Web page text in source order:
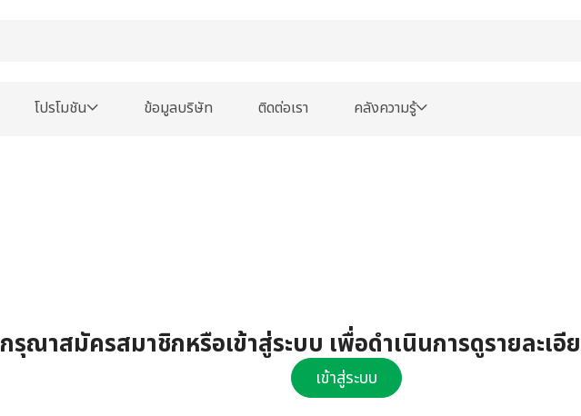
โปรโมชัน ข้อมูลบริษัท ติดต่อเรา คลังความรู้
กรุณาสมัครสมาชิกหรือเข้าสู่ระบบ เพื่อดำเนินการดูรายละเ
เข้าสู่ระบบ